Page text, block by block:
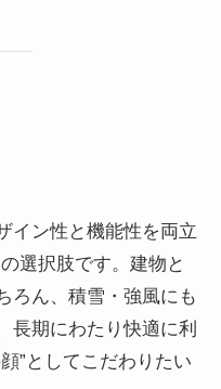
イン性と機能性を両立
選択肢です。建物と
ろん、積雪・強風にも
長期にわたり快適に利
”としてこだわりたい